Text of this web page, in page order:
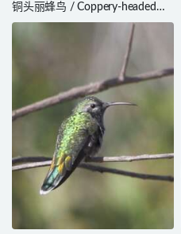
铜头丽蜂鸟 / Coppery-headed
Emerald / Microchera cupreiceps